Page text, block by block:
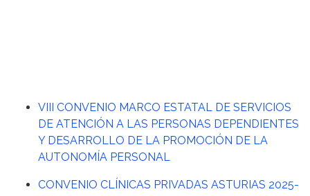
VIII CONVENIO MARCO ESTATAL DE SERVICIOS
DE ATENCIÓN A LAS PERSONAS DEPENDIENTES
Y DESARROLLO DE LA PROMOCIÓN DE LA
AUTONOMÍA PERSONAL
CONVENIO CLÍNICAS PRIVADAS ASTURIAS 2025-